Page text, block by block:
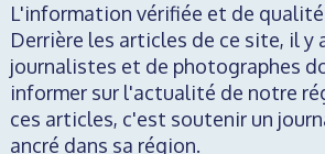
L'information vérifiée et de
Derrière les articles de ce site, il y
journalistes et de photographes
informer sur l'actualité de notre
ces articles, c'est soutenir un
ancré dans sa région.